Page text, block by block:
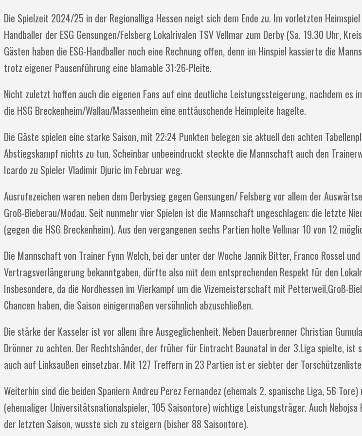
Die Spielzeit 2024/25 in der Regionalliga Hessen neigt sich dem Ende zu. Im vorletzten
Handballer der ESG Gensungen/Felsberg Lokalrivalen TSV Vellmar zum Derby (Sa. 19.30 Uhr,
Gästen haben die ESG-Handballer noch eine Rechnung offen, denn im Hinspiel kassierte die
trotz eigener Pausenführung eine blamable 31:26-Pleite.
Nicht zuletzt hoffen auch die eigenen Fans auf eine deutliche Leistungssteigerung, nachdem es
die HSG Breckenheim/Wallau/Massenheim eine enttäuschende Heimpleite hagelte.
Die Gäste spielen eine starke Saison, mit 22:24 Punkten belegen sie aktuell den achten
Abstiegskampf nichts zu tun. Scheinbar unbeeindruckt steckte die Mannschaft auch den
Icardo zu Spieler Vladimir Djuric im Februar weg.
Ausrufezeichen waren neben dem Derbysieg gegen Gensungen/ Felsberg vor allem der
Groß-Bieberau/Modau. Seit nunmehr vier Spielen ist die Mannschaft ungeschlagen; die letzte
(gegen die HSG Breckenheim). Aus den vergangenen sechs Partien holte Vellmar 10 von 12
Die Mannschaft von Trainer Fynn Welch, bei der unter der Woche Jannik Bitter, Franco Rossel
Vertragsverlängerung bekanntgaben, dürfte also mit dem entsprechenden Respekt für den
Insbesondere, da die Nordhessen im Vierkampf um die Vizemeisterschaft mit Petterweil,Groß-
Chancen haben, die Saison einigermaßen versöhnlich abzuschließen.
Die stärke der Kasseler ist vor allem ihre Ausgeglichenheit. Neben Dauerbrenner Christian
Drönner zu achten. Der Rechtshänder, der früher für Eintracht Baunatal in der 3.Liga spielte, ist
auch auf Linksaußen einsetzbar. Mit 127 Treffern in 23 Partien ist er siebter der
Weiterhin sind die beiden Spaniern Andreu Perez Fernandez (ehemals 2. spanische Liga, 56
(ehemaliger Universitätsnationalspieler, 105 Saisontore) wichtige Leistungsträger. Auch Nebojsa
der letzten Saison, wusste sich zu steigern (bisher 88 Saisontore).